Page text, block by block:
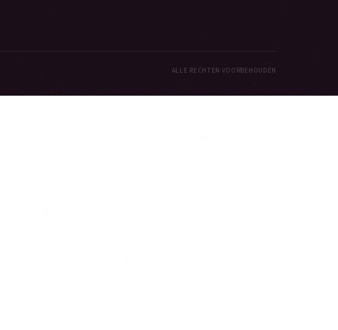
ALLE RECHTEN VOORBEHOUDEN